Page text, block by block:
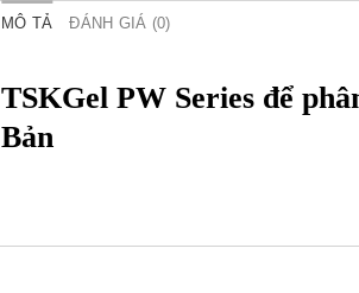
MÔ TẢ ĐÁNH GIÁ (0)
TSKGel PW Series để
Bản